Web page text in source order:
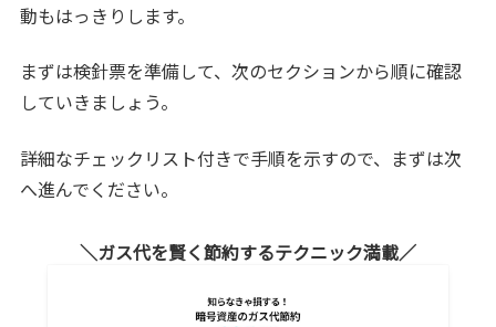
動もはっきりします。
まずは検針票を準備して、次のセクションから順に確認
していきましょう。
詳細なチェックリスト付きで手順を示すので、まずは次
へ進んでください。
ガス代を賢く節約するテクニック満載